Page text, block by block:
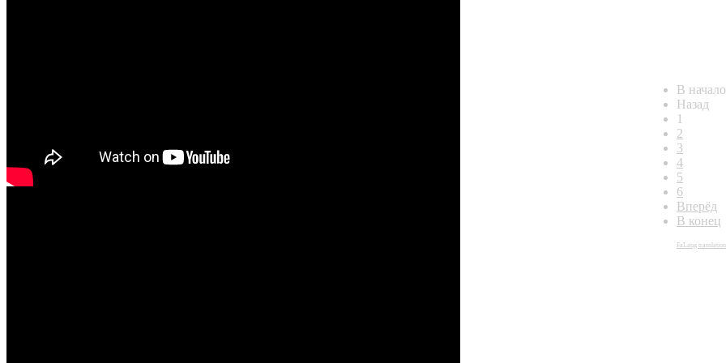
В начало
Назад
1
2
3
4
5
6
Вперёд
В конец
FaLang